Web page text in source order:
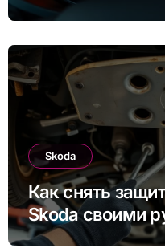
Skoda
Как снять
Skoda своими
инструкция